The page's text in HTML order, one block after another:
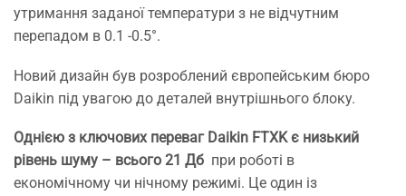
утримання заданої температури з не відчутним
перепадом в 0.1 -0.5°.
Новий дизайн був розроблений європейським бюро
Daikin під увагою до деталей внутрішнього блоку.
Однією з ключових переваг Daikin FTXK є низький
рівень шуму – всього 21 Дб при роботі в
економічному чи нічному режимі. Це один із